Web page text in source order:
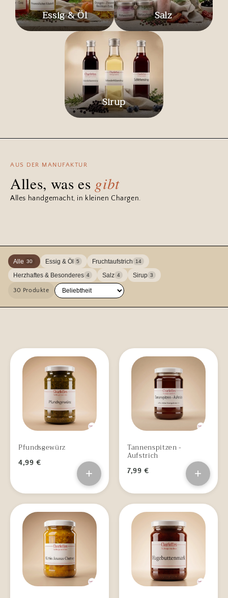
Essig & Öl Salz
Sirup
AUS DER MANUFAKTUR
Alles, was es gibt
Alles handgemacht, in kleinen Chargen.
Alle 30 Essig & Öl 5 Fruchtaufstrich 14
Herzhaftes & Besonderes 4 Salz 4 Sirup 3
30 Produkte
Pfundsgewürz
4,99 €
+
Tannenspitzen -
Aufstrich
7,99 € +